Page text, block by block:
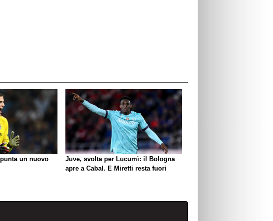
un nuovo
Juve, svolta per Lucumì: il Bologna
apre a Cabal. E Miretti resta fuori